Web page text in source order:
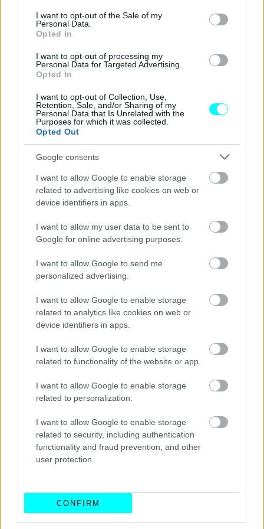
consent section.
I want to opt-out of the Sale of my
Personal Data.
Opted In
I want to opt-out of processing my
Personal Data for Targeted Advertising.
Opted In
I want to opt-out of Collection, Use,
Retention, Sale, and/or Sharing of my
Personal Data that Is Unrelated with the
Purposes for which it was collected.
Opted Out
Google consents
I want to allow Google to enable storage
related to advertising like cookies on web or
device identifiers in apps.
I want to allow my user data to be sent to
Google for online advertising purposes.
I want to allow Google to send me
personalized advertising.
I want to allow Google to enable storage
related to analytics like cookies on web or
device identifiers in apps.
I want to allow Google to enable storage
related to functionality of the website or app.
I want to allow Google to enable storage
related to personalization.
I want to allow Google to enable storage
related to security, including authentication
functionality and fraud prevention, and other
user protection.
CONFIRM
Πρόστιμο έως 2.000 ευρώ για όσους
παρκάρουν με αυτόν τον τρόπο -Έτσι τους
πιάνουν τα κίτρινα «μάτια» των δρόμων
CAR & MOTOR TEAM
Το εξάρτημα των 15 ευρώ που κόβει
χιλιάδες αυτοκίνητα στο ΚΤΕΟ -Γιατί οι
οδηγοί δεν του δίνουν σημασία
CAR & MOTOR TEAM
ΙΔΙΟΚΤΗΣΙΑ